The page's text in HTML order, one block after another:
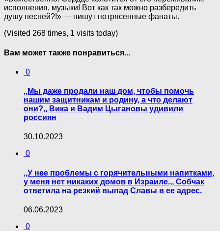
исполнения, музыки! Вот как так можно разбередить
душу песней?!» — пишут потрясенные фанаты.
(Visited 268 times, 1 visits today)
Вам может также понравиться...
0
,,Мы даже продали наш дом, чтобы помочь
нашим защитникам и родину, а что делают
они?,, Вика и Вадим Цыгановы удивили
россиян
30.10.2023
0
,,У нее проблемы с горячительными напитками,
у меня нет никаких домов в Израиле.,, Собчак
ответила на резкий выпад Славы в ее адрес.
06.06.2023
0